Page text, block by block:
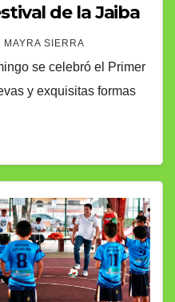
de la Jaiba
MAYRA SIERRA
se celebró el Primer
y exquisitas formas